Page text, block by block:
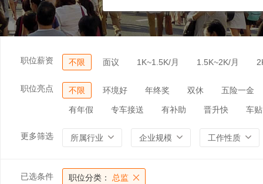
职位薪资 不限 面议 1K~1.5K/月 1.5K~2K/月
职位亮点 不限 环境好 年终奖 双休 五险一金
有年假 专车接送 有补助 晋升快 车贴
更多筛选 所属行业 企业规模 工作性质
已选条件 职位分类： 总监